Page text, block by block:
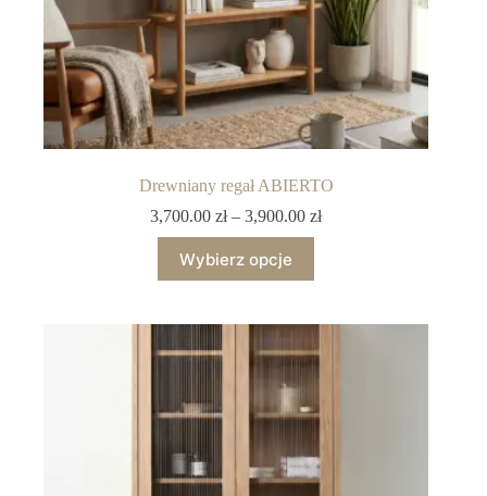
Drewniany regał ABIERTO
3,700.00zł – 3,900.00zł
Wybierz opcje